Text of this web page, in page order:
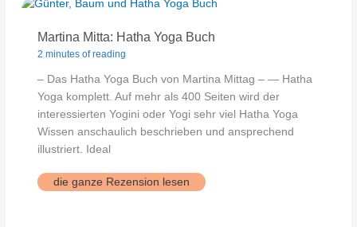
Martina Mitta: Hatha Yoga Buch
2 minutes of reading
– Das Hatha Yoga Buch von Martina Mittag – — Hatha
Yoga komplett. Auf mehr als 400 Seiten wird der
interessierten Yogini oder Yogi sehr viel Hatha Yoga
Wissen anschaulich beschrieben und ansprechend
illustriert. Ideal
Martina
Mitta:
die ganze Rezension lesen